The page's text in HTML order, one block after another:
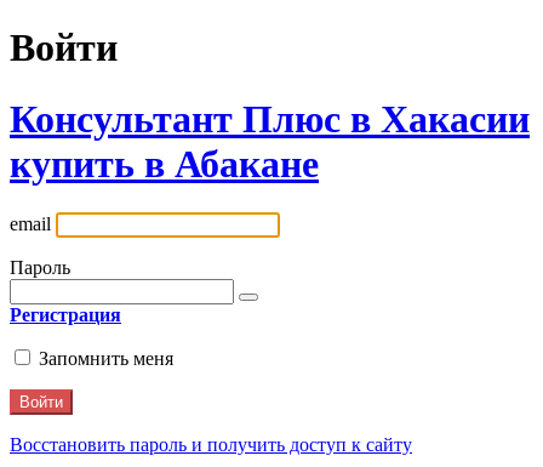
Войти
Консультант Плюс в Хакасии
купить в Абакане
email
Пароль
Регистрация
Запомнить меня
Восстановить пароль и получить доступ к сайту